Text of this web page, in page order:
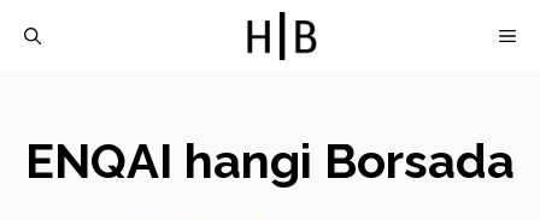
ENQAI hangi Borsada